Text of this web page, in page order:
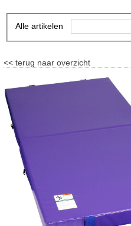
Alle artikelen
<< terug naar overzicht